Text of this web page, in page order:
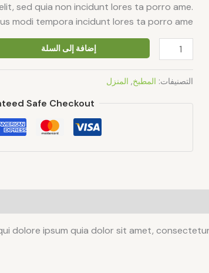
sed quia non incidunt lores ta porro ame.
modi tempora incidunt lores ta porro ame.
إضافة إلى السلة
التصنيفات: المطبخ, المنزل
Safe Checkout
dolore ipsum quia dolor sit amet,